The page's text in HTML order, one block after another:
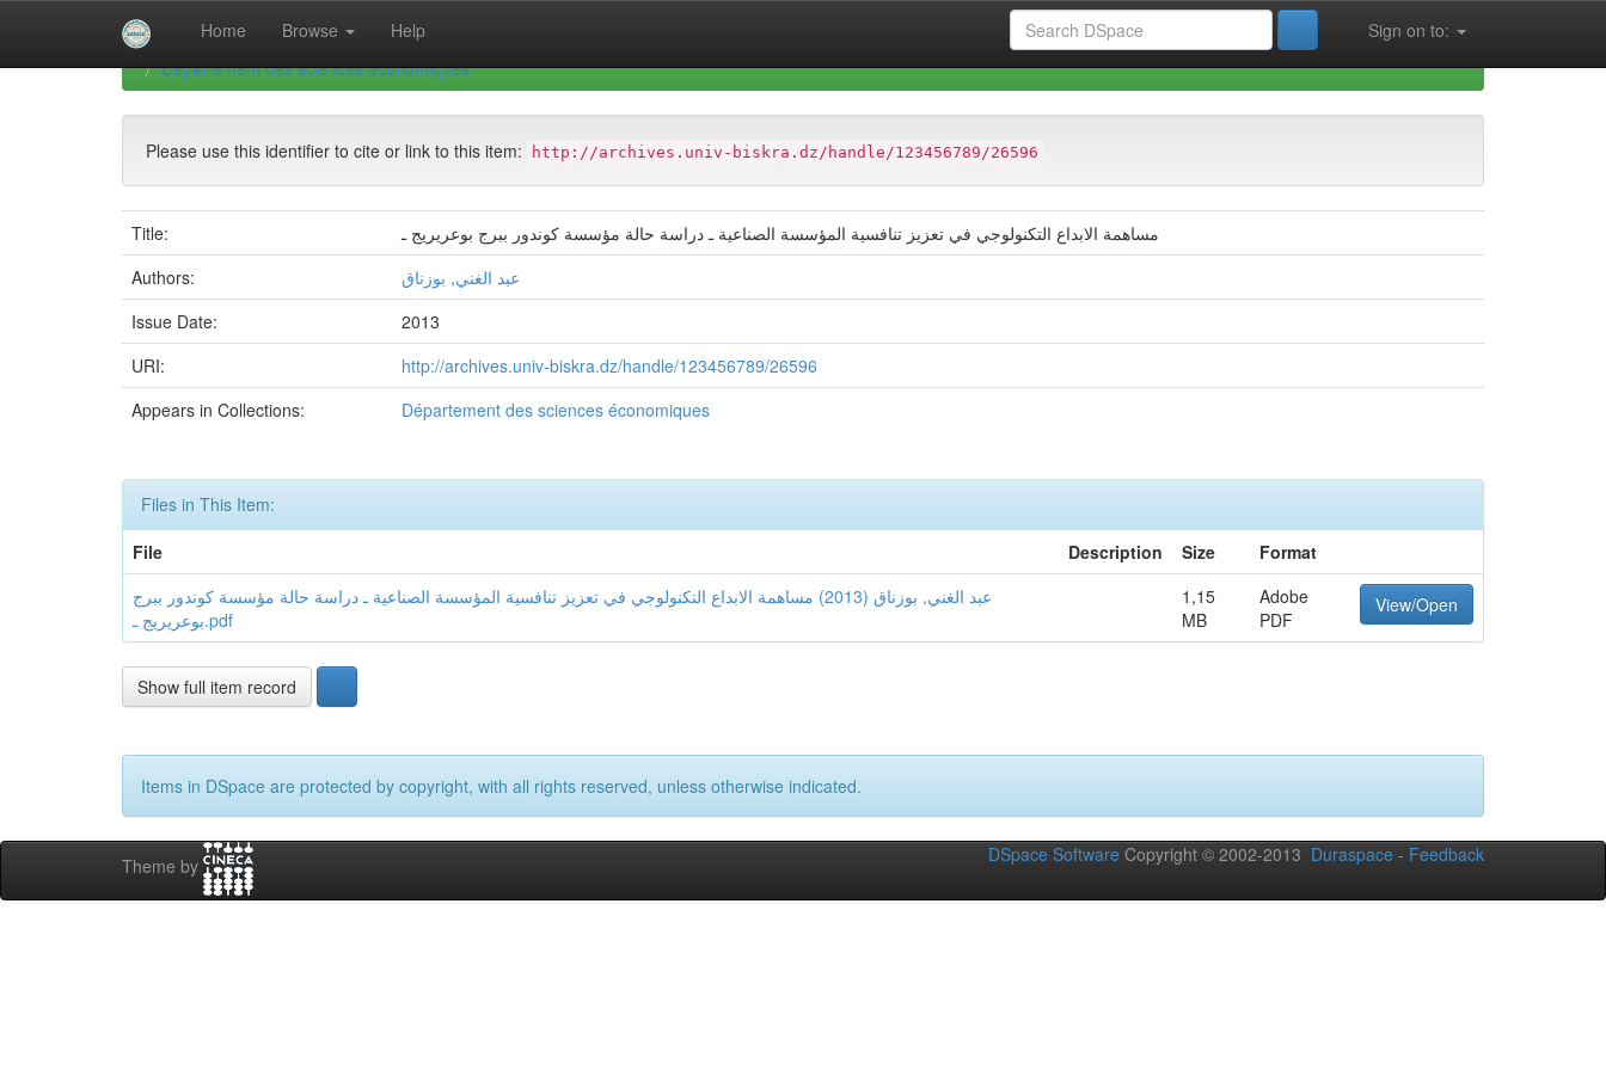
Home Browse Help Sign on to:
University of Biskra Repository Thèses de Doctorat
Faculté des Sciences Economiques et Commerciales et des Sciences de Gestion (FSECSG)
Département des sciences économiques
Please use this identifier to cite or link to this item: http://archives.univ-biskra.dz/handle/123456789/26596
Title:
مساهمة الابداع التكنولوجي في تعزيز تنافسية المؤسسة الصناعية ـ دراسة حالة مؤسسة كوندور ببرج بوعريريج ـ
Authors:
عبد الغني, بوزناق
Issue Date:
2013
URI:
http://archives.univ-biskra.dz/handle/123456789/26596
Appears in Collections:
Département des sciences économiques
Files in This Item:
File
Description Size
Format
عبد الغني, بوزناق (2013) مساهمة الابداع التكنولوجي في تعزيز تنافسية المؤسسة الصناعية ـ دراسة حالة مؤسسة كوندور ببرج
بوعريريج ـ.pdf
1,15
MB
Adobe
PDF
View/Open
Show full item record
Items in DSpace are protected by copyright, with all rights reserved, unless otherwise indicated.
Theme by
DSpace Software Copyright © 2002-2013 Duraspace - Feedback